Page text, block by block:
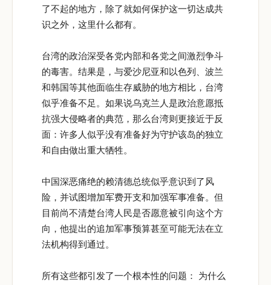
了不起的地方，除了就如何保护这一切达成共
识之外，这里什么都有。
台湾的政治深受各党内部和各党之间激烈争斗
的毒害。结果是，与爱沙尼亚和以色列、波兰
和韩国等其他面临生存威胁的地方相比，台湾
似乎准备不足。如果说乌克兰人是政治意愿抵
抗强大侵略者的典范，那么台湾则更接近于反
面：许多人似乎没有准备好为守护该岛的独立
和自由做出重大牺牲。
中国深恶痛绝的赖清德总统似乎意识到了风
险，并试图增加军费开支和加强军事准备。但
目前尚不清楚台湾人民是否愿意被引向这个方
向，他提出的追加军事预算甚至可能无法在立
法机构得到通过。
所有这些都引发了一个根本性的问题： 为什么